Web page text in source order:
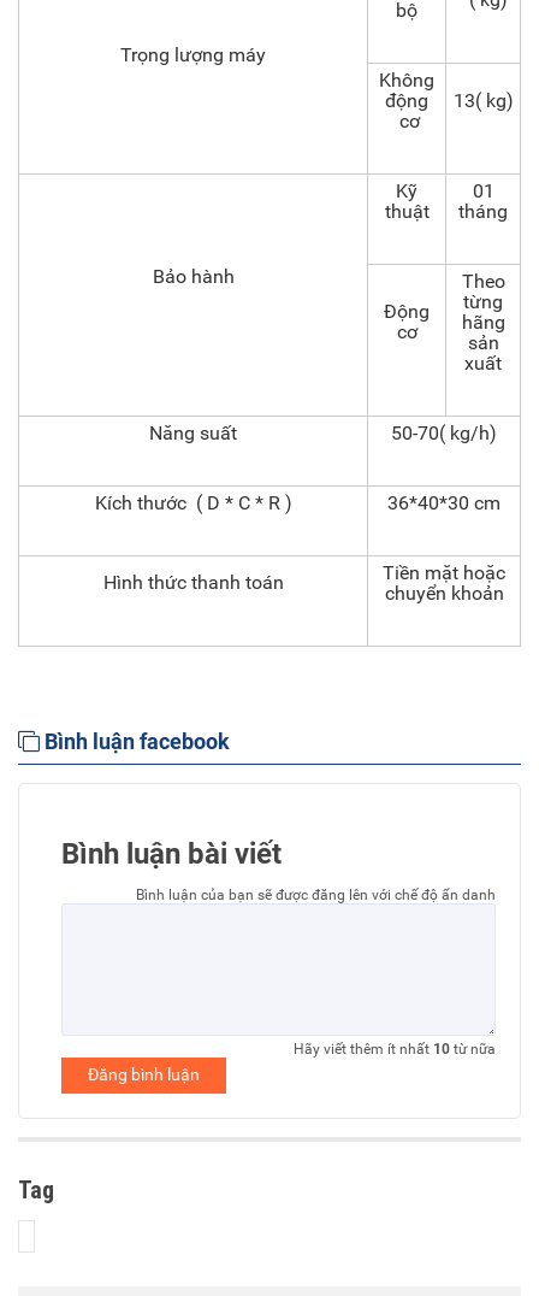
Trọng lượng máy
bộ
Không
động
cơ
13( kg)
Bảo hành
Kỹ
thuật
01
tháng
Động
cơ
Theo
từng
hãng
sản
xuất
Năng suất 50-70( kg/h)
Kích thước ( D * C * R ) 36*40*30 cm
Hình thức thanh toán
Tiền mặt hoặc
chuyển khoản
Bình luận facebook
Bình luận bài viết
Bình luận của bạn sẽ được đăng lên với chế độ ẩn danh
Hãy viết thêm ít nhất 10 từ nữa
Đăng bình luận
Tag